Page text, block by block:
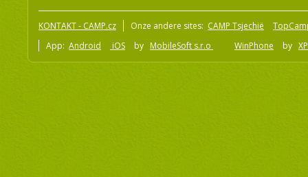
KONTAKT - CAMP.cz Onze andere sites: CAMP Tsjechië
App: Android iOS by MobileSoft s.r.o WinPhone by